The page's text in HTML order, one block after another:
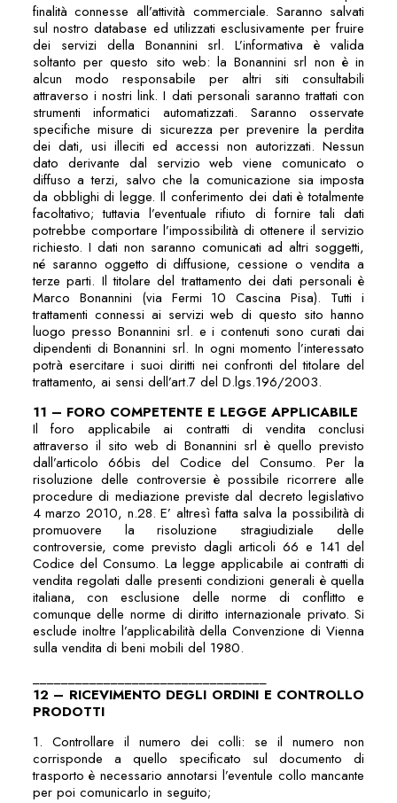
finalità connesse all’attività commerciale. Saranno salvati
sul nostro database ed utilizzati esclusivamente per fruire
dei servizi della Bonannini srl. L’informativa è valida
soltanto per questo sito web: la Bonannini srl non è in
alcun modo responsabile per altri siti consultabili
attraverso i nostri link. I dati personali saranno trattati con
strumenti informatici automatizzati. Saranno osservate
specifiche misure di sicurezza per prevenire la perdita
dei dati, usi illeciti ed accessi non autorizzati. Nessun
dato derivante dal servizio web viene comunicato o
diffuso a terzi, salvo che la comunicazione sia imposta
da obblighi di legge. Il conferimento dei dati è totalmente
facoltativo; tuttavia l’eventuale rifiuto di fornire tali dati
potrebbe comportare l’impossibilità di ottenere il servizio
richiesto. I dati non saranno comunicati ad altri soggetti,
né saranno oggetto di diffusione, cessione o vendita a
terze parti. Il titolare del trattamento dei dati personali è
Marco Bonannini (via Fermi 10 Cascina Pisa). Tutti i
trattamenti connessi ai servizi web di questo sito hanno
luogo presso Bonannini srl. e i contenuti sono curati dai
dipendenti di Bonannini srl. In ogni momento l’interessato
potrà esercitare i suoi diritti nei confronti del titolare del
trattamento, ai sensi dell’art.7 del D.lgs.196/2003.
11 – FORO COMPETENTE E LEGGE APPLICABILE
Il foro applicabile ai contratti di vendita conclusi
attraverso il sito web di Bonannini srl è quello previsto
dall’articolo 66bis del Codice del Consumo. Per la
risoluzione delle controversie è possibile ricorrere alle
procedure di mediazione previste dal decreto legislativo
4 marzo 2010, n.28. E’ altresì fatta salva la possibilità di
promuovere la risoluzione stragiudiziale delle
controversie, come previsto dagli articoli 66 e 141 del
Codice del Consumo. La legge applicabile ai contratti di
vendita regolati dalle presenti condizioni generali è quella
italiana, con esclusione delle norme di conflitto e
comunque delle norme di diritto internazionale privato. Si
esclude inoltre l’applicabilità della Convenzione di Vienna
sulla vendita di beni mobili del 1980.
12 – RICEVIMENTO DEGLI ORDINI E CONTROLLO
PRODOTTI
1. Controllare il numero dei colli: se il numero non
corrisponde a quello specificato sul documento di
trasporto è necessario annotarsi l’eventule collo mancante
per poi comunicarlo in seguito;